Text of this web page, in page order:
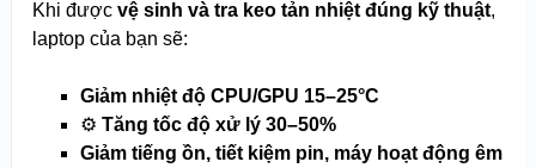
Khi được vệ sinh và tra keo tản nhiệt đúng kỹ thuật,
laptop của bạn sẽ:
Giảm nhiệt độ CPU/GPU 15–25°C
⚙️ Tăng tốc độ xử lý 30–50%
Giảm tiếng ồn, tiết kiệm pin, máy hoạt động êm